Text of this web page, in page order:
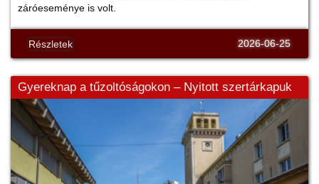
záróeseménye is volt.
Részletek 2026-06-25
Gyereknap a tűzoltóságokon – Nyitott szertárkapuk